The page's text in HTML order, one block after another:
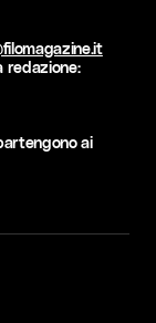
redazione:
ai